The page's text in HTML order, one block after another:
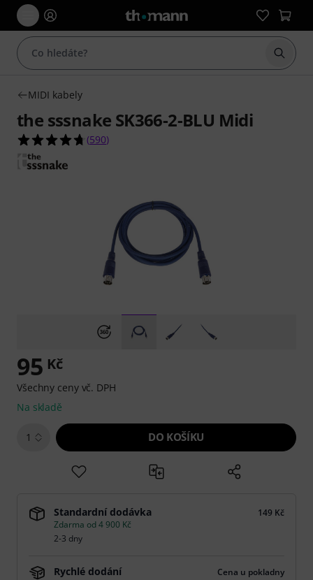
Začít
MIDI kabely
the sssnake SK366-2-BLU Midi
4.7 z 5 hvězdiček z celkového počtu 590
(590)
95 Kč
Všechny ceny vč. DPH
Na skladě
1 DO KOŠÍKU
Standardní dodávka
149 Kč
Zdarma od 4 900 Kč
2-3 dny
Rychlé dodání
Cena u pokladny